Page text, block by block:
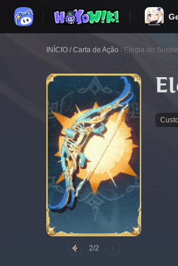
INÍCIO / Carta de Ação / Elegia do
2/2